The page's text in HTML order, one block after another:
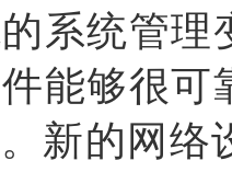
系统管理
能够很可
新的网络